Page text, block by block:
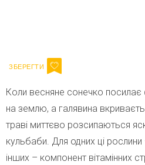
Коли весняне сонечко посилає
на землю, а галявина
траві миттєво розсипаються
кульбаби. Для одних ці рослини
інших – компонент вітамінних